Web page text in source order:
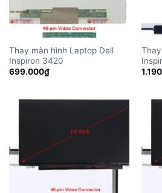
Thay màn hình Laptop Dell
Inspiron 3420
699.000₫